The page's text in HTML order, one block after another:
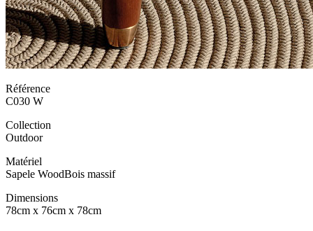
Référence
C030 W
Collection
Outdoor
Matériel
Sapele WoodBois massif
Dimensions
78cm x 76cm x 78cm